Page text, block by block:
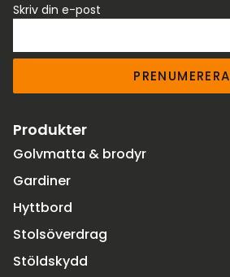
Skriv din e-post
PRENUMERERA
Produkter
Golvmatta & brodyr
Gardiner
Hyttbord
Stolsöverdrag
Stöldskydd